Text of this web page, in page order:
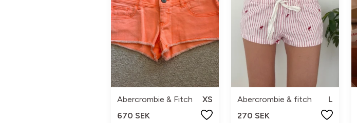
Abercrombie & Fitch
XS
670 SEK
Abercrombie & fitch
L
270 SEK